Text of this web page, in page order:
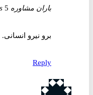
باران مشاوره says 5 سال ago
برو نیرو انسانی.
Reply